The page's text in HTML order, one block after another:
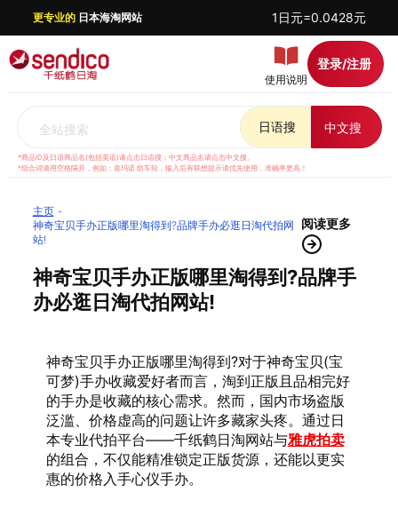
更专业的日本海淘网站 1日元=0.0428元
使用说明
登录/注册
全站搜索 日语搜 中文搜
*商品ID及日语商品名(包括英语)请点击日语搜；中文商品名请点击中文搜。
*组合词请用空格隔开，例如：喜玛诺 纺车轮，输入后有联想提示请优先使用，准确率更高！
主页
神奇宝贝手办正版哪里淘得到?品牌手办必逛日淘代拍网
站!
阅读更多
神奇宝贝手办正版哪里淘得到?品牌手
办必逛日淘代拍网站!
神奇宝贝手办正版哪里淘得到?对于神奇宝贝(宝
可梦)手办收藏爱好者而言，淘到正版且品相完好
的手办是收藏的核心需求。然而，国内市场盗版
泛滥、价格虚高的问题让许多藏家头疼。通过日
本专业代拍平台——千纸鹤日淘网站与雅虎拍卖
的组合，不仅能精准锁定正版货源，还能以更实
惠的价格入手心仪手办。